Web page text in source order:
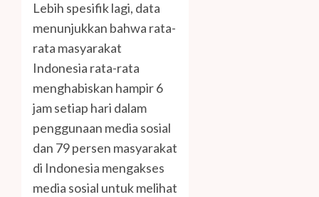
Lebih spesifik lagi, data
menunjukkan bahwa rata-
rata masyarakat
Indonesia rata-rata
menghabiskan hampir 6
jam setiap hari dalam
penggunaan media sosial
dan 79 persen masyarakat
di Indonesia mengakses
media sosial untuk melihat